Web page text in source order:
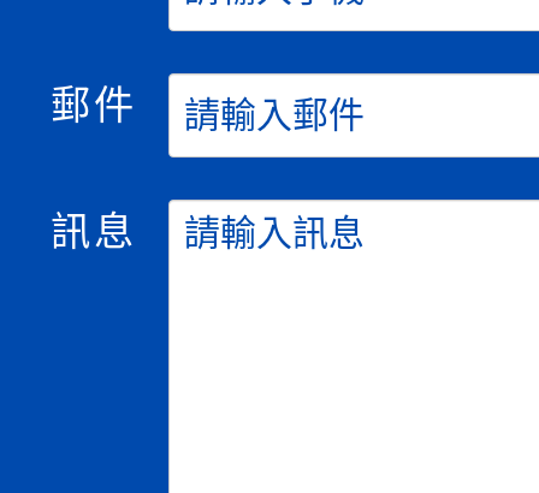
郵件
訊息